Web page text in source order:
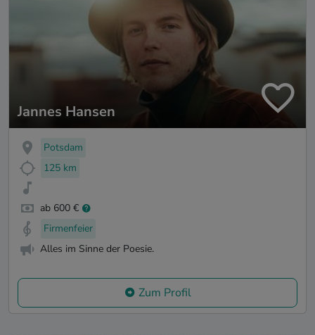
Jannes Hansen
Potsdam
125 km
ab 600 €
Firmenfeier
Alles im Sinne der Poesie.
Zum Profil